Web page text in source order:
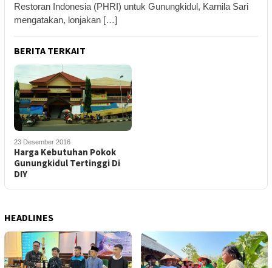
Restoran Indonesia (PHRI) untuk Gunungkidul, Karnila Sari
mengatakan, lonjakan […]
BERITA TERKAIT
23 Desember 2016
Harga Kebutuhan Pokok
Gunungkidul Tertinggi Di
DIY
HEADLINES